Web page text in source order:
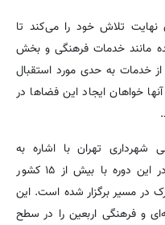
نهایت تلاش خود را می‌کند تا
مانند خدمات فرهنگی و بخش
خدمات به حدی مورد استقبال
خواهان ایجاد این فضاها در
شهرداری تهران با اشاره به
فعالیت‌های بین‌المللی نیز بیان کرد: در این دوره با بیش از ۱۵ کشور
در مسیر برگزار شده است. این
و فرهنگی اربعین را در سطح